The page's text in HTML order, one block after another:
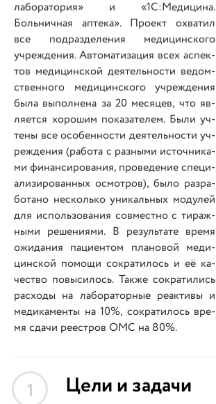
лаборатория» и «1С:Медицина.
Больничная аптека». Про­ект ох­ва­тил
все под­ра­зде­ле­ния ме­ди­цин­ско­го
учреж­де­ния. Ав­то­ма­ти­за­ция всех ас­пек­
тов ме­ди­цин­ской де­я­тель­но­сти ве­дом­
ствен­но­го ме­ди­цин­ско­го уч­реж­де­ния
бы­ла вы­пол­не­на за 20 ме­ся­цев, что яв­
ля­ет­ся хо­ро­шим по­ка­за­те­лем. Бы­ли уч­
те­ны все осо­бен­но­сти де­я­тель­но­сти уч­
реж­де­ния (ра­бо­та с раз­ны­ми ис­точ­ни­ка­
ми фи­нан­си­ро­ва­ния, про­ве­де­ние спе­ци­
а­ли­зи­ро­ван­ных ос­мот­ров), бы­ло раз­ра­
бо­та­но нес­коль­ко уни­каль­ных мо­ду­лей
для ис­поль­зо­ва­ния сов­мест­но с ти­раж­
ны­ми ре­ше­ни­я­ми. В ре­зуль­та­те вре­мя
ожи­да­ния па­ци­ен­том пла­но­вой ме­ди­
цин­ской по­мо­щи со­кра­ти­лось и её ка­
чес­тво по­вы­си­лось. Так­же со­кра­ти­лись
рас­хо­ды на ла­бо­ра­тор­ные ре­ак­ти­вы и
ме­ди­ка­мен­ты на 10%, сок­ра­ти­лось вре­
мя сда­чи ре­ес­тров ОМС на 80%.
1 Цели и задачи